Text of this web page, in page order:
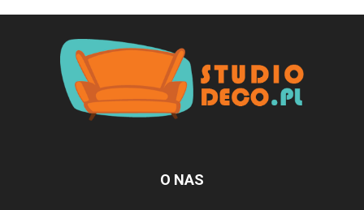
O NAS